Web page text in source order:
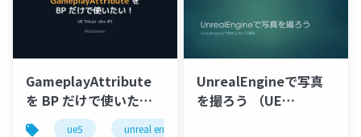
GameplayAttribute
を BP だけで使いた
い！
ue5 unreal engine
UnrealEngineで写真
を撮ろう （UE